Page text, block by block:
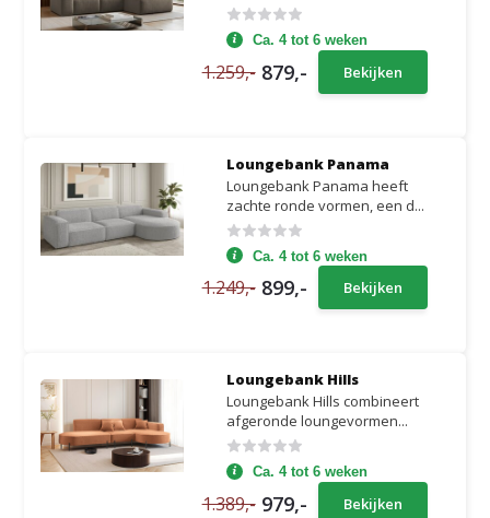
Ca. 4 tot 6 weken
1.259,- 879,- Bekijken
Loungebank Panama
Loungebank Panama heeft
zachte ronde vormen, een d...
Ca. 4 tot 6 weken
1.249,- 899,- Bekijken
Loungebank Hills
Loungebank Hills combineert
afgeronde loungevormen...
Ca. 4 tot 6 weken
1.389,- 979,- Bekijken